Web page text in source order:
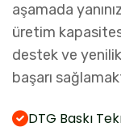
aşamada
üretim
destek ve
başarı
DTG Baskı